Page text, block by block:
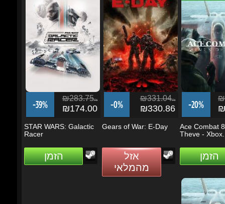
-39%
₪283.75
₪174.00
Racer
הזמן
-0%
₪331.04ils
₪330.86
Gears of War: E-Day
אזל
מהמלאי
-20%
Ace Combat 8:
Theve - Xbox...
הזמן